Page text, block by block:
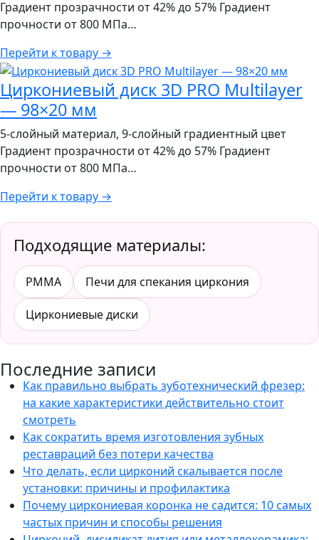
Градиент прозрачности от 42% до 57% Градиент
прочности от 800 МПа…
Перейти к товару →
Циркониевый диск 3D PRO Multilayer
— 98×20 мм
5-слойный материал, 9-слойный градиентный цвет
Градиент прозрачности от 42% до 57% Градиент
прочности от 800 МПа…
Перейти к товару →
Подходящие материалы:
PMMA Печи для спекания циркония
Циркониевые диски
Последние записи
Как правильно выбрать зуботехнический фрезер:
на какие характеристики действительно стоит
смотреть
Как сократить время изготовления зубных
реставраций без потери качества
Что делать, если цирконий скалывается после
установки: причины и профилактика
Почему циркониевая коронка не садится: 10 самых
частых причин и способы решения